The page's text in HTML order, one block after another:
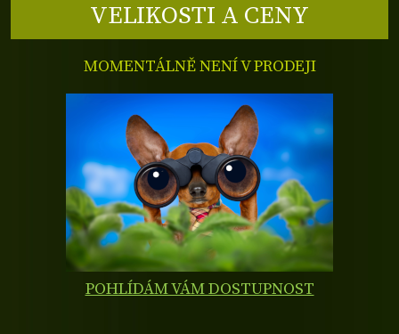
VELIKOSTI A CENY
MOMENTÁLNĚ NENÍ V PRODEJI
POHLÍDÁM VÁM DOSTUPNOST